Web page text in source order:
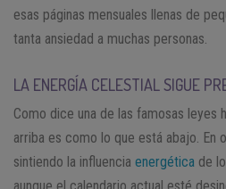
esas páginas mensuales llenas de
tanta ansiedad a muchas personas.
LA ENERGÍA CELESTIAL SIGUE
Como dice una de las famosas leyes
arriba es como lo que está abajo. En
sintiendo la influencia energética de
aunque el calendario actual esté